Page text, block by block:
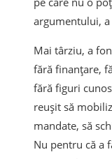
argumentului, a
Mai târziu, a
fără finanțare,
fără figuri
reușit să
mandate, să
Nu pentru că a